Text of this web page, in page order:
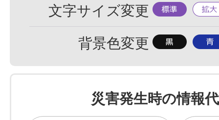
文字サイズ変更 標
準
拡
大
背景色変更 背
色
を
黒
背
色
を
青
災害発生時の情報